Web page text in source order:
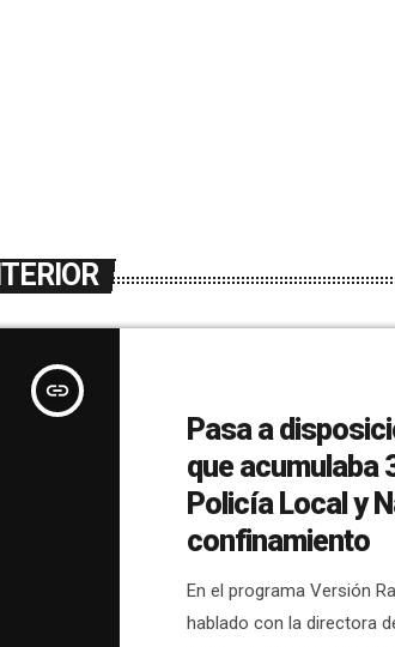
insert_link
Pasa a
que acumulaba
Policía Local y
confinamiento
En el programa Versión
hablado con la directora